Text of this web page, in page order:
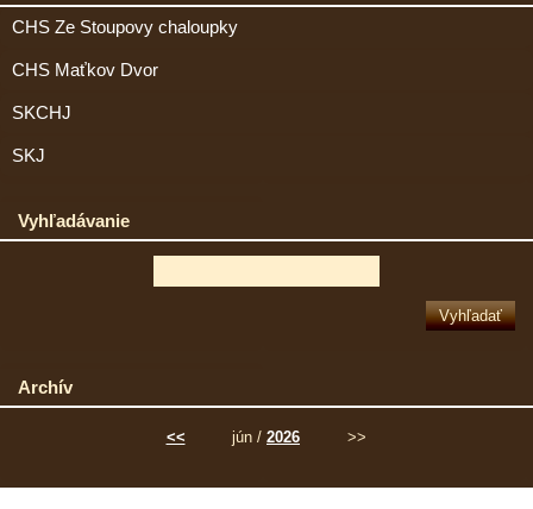
CHS Ze Stoupovy chaloupky
CHS Maťkov Dvor
SKCHJ
SKJ
Vyhľadávanie
Archív
<< jún / 2026 >>